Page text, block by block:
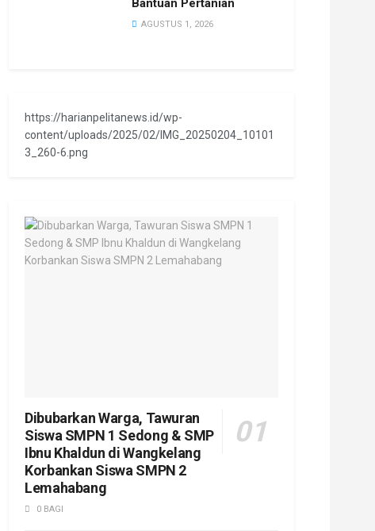
AGUSTUS 1, 2026
https://harianpelitanews.id/wp-
content/uploads/2025/02/IMG_20250204_10101
3_260-6.png
Dibubarkan Warga, Tawuran
Siswa SMPN 1 Sedong & SMP
Ibnu Khaldun di Wangkelang
Korbankan Siswa SMPN 2
Lemahabang
0 BAGI